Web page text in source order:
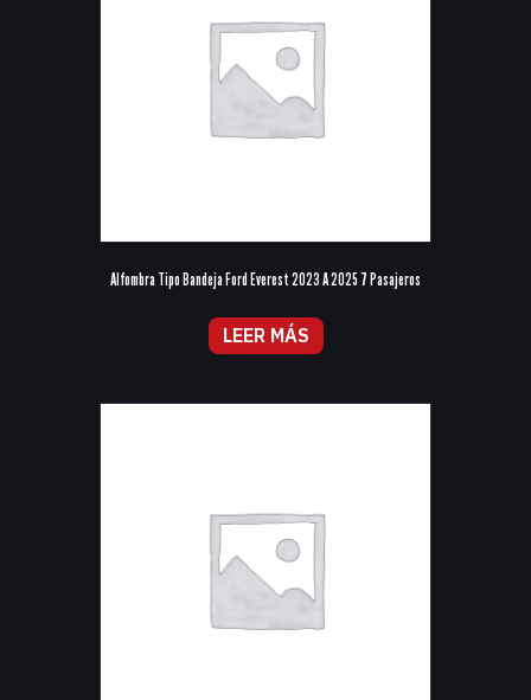
Alfombra Tipo Bandeja Ford Everest 2023 A 2025 7 Pasajeros
LEER MÁS